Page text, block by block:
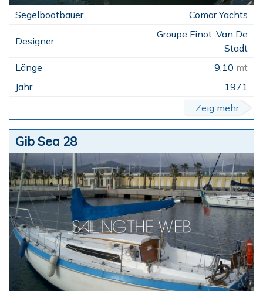
Comar Yachts
Groupe Finot, Van De
Stadt
9,10 mt
1971
Zeig mehr
Gib Sea 28